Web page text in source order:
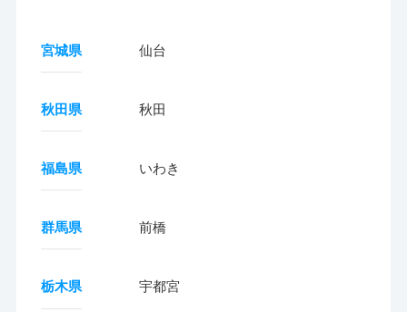
宮城県 仙台
秋田県 秋田
福島県 いわき
群馬県 前橋
栃木県 宇都宮